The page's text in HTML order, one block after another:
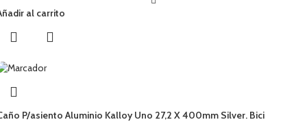
al carrito
P/asiento Aluminio Kalloy Uno 27,2 X 400mm Silver. Bici